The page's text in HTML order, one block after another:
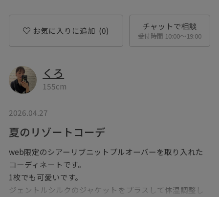
お気に入りに追加 (0) チャットで相談
受付時間 10:00〜19:00
くろ
155cm
2026.04.27
夏のリゾートコーデ
web限定のシアーリブニットプルオーバーを取り入れた
コーディネートです。
1枚でも可愛いです。
ジェントルシルクのジャケットをプラスして体温調整し